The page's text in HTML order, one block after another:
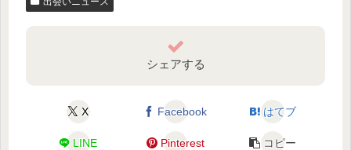
シェアする
X Facebook はてブ
LINE Pinterest コピー